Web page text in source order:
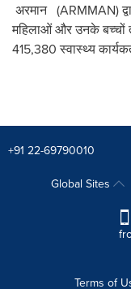
अरमान (ARMMAN)
महिलाओं और उनके बच्चों
415,380 स्वास्थ्य
+91 22-69790010
Global Sites
Terms of